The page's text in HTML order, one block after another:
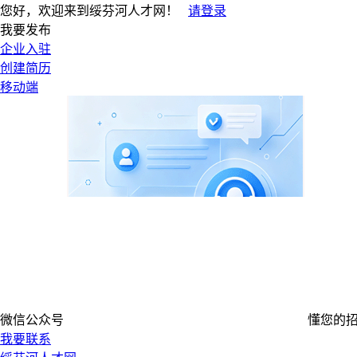
您好，欢迎来到绥芬河人才网！
请登录
我要发布
企业入驻
创建简历
移动端
微信公众号
懂您的
我要联系